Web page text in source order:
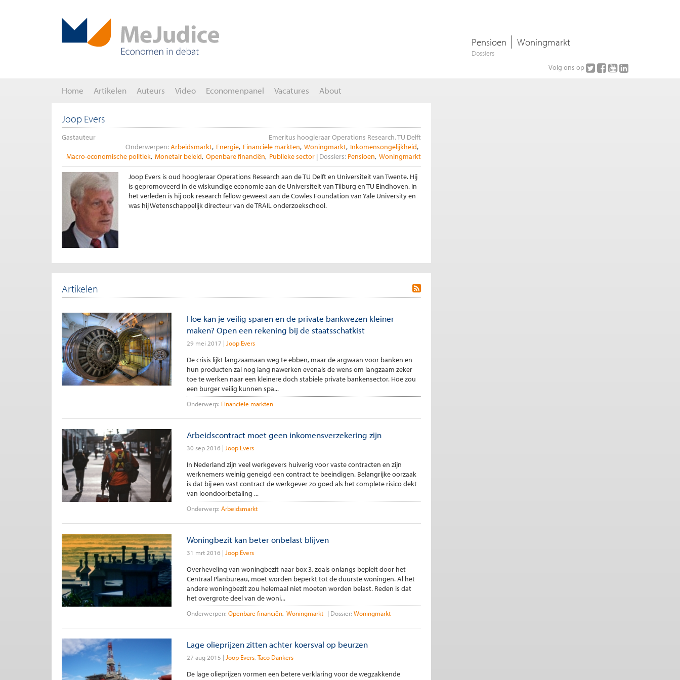
Pensioen Woningmarkt
Dossiers
Volg ons op
Home Artikelen Auteurs Video Economenpanel Vacatures About
Joop Evers
Gastauteur
Emeritus hoogleraar Operations Research, TU Delft
Onderwerpen: Arbeidsmarkt Energie Financiële markten Woningmarkt Inkomensongelijkheid
Macro-economische politiek Monetair beleid Openbare financiën Publieke sector Dossiers: Pensioen Woningmarkt
Joop Evers is oud hoogleraar Operations Research aan de TU Delft en Universiteit van Twente. Hij
is gepromoveerd in de wiskundige economie aan de Universiteit van Tilburg en TU Eindhoven. In
het verleden is hij ook research fellow geweest aan de Cowles Foundation van Yale University en
was hij Wetenschappelijk directeur van de TRAIL onderzoekschool.
Artikelen
Hoe kan je veilig sparen en de private bankwezen kleiner
maken? Open een rekening bij de staatsschatkist
29 mei 2017 Joop Evers
De crisis lijkt langzaamaan weg te ebben, maar de argwaan voor banken en
hun producten zal nog lang nawerken evenals de wens om langzaam zeker
toe te werken naar een kleinere doch stabiele private bankensector. Hoe zou
een burger veilig kunnen spa...
Onderwerp: Financiële markten
Arbeidscontract moet geen inkomensverzekering zijn
30 sep 2016 Joop Evers
In Nederland zijn veel werkgevers huiverig voor vaste contracten en zijn
werknemers weinig geneigd een contract te beeindigen. Belangrijke oorzaak
is dat bij een vast contract de werkgever zo goed als het complete risico dekt
van loondoorbetaling ...
Onderwerp: Arbeidsmarkt
Woningbezit kan beter onbelast blijven
31 mrt 2016 Joop Evers
Overheveling van woningbezit naar box 3, zoals onlangs bepleit door het
Centraal Planbureau, moet worden beperkt tot de duurste woningen. Al het
andere woningbezit zou helemaal niet moeten worden belast. Reden is dat
het overgrote deel van de woni...
Onderwerpen: Openbare financiën Woningmarkt Dossier: Woningmarkt
Lage olieprijzen zitten achter koersval op beurzen
27 aug 2015 Joop Evers Taco Dankers
De lage olieprijzen vormen een betere verklaring voor de wegzakkende